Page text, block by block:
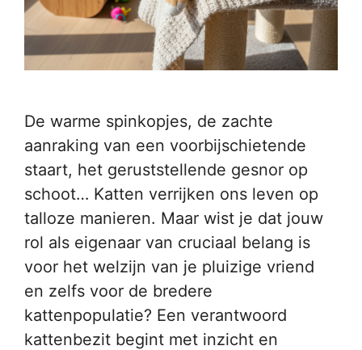
De warme spinkopjes, de zachte
aanraking van een voorbijschietende
staart, het geruststellende gesnor op
schoot… Katten verrijken ons leven op
talloze manieren. Maar wist je dat jouw
rol als eigenaar van cruciaal belang is
voor het welzijn van je pluizige vriend
en zelfs voor de bredere
kattenpopulatie? Een verantwoord
kattenbezit begint met inzicht en